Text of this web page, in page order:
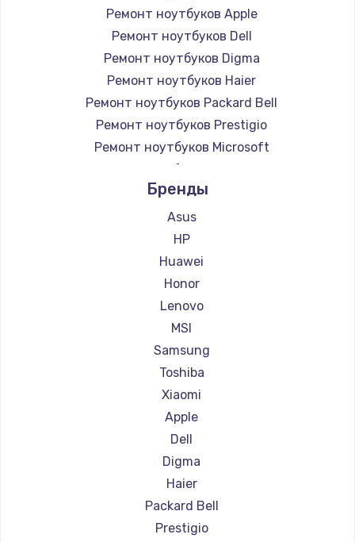
Ремонт ноутбуков Apple
Ремонт ноутбуков Dell
Ремонт ноутбуков Digma
Ремонт ноутбуков Haier
Ремонт ноутбуков Packard Bell
Ремонт ноутбуков Prestigio
Ремонт ноутбуков Microsoft
Ремонт ноутбуков Alienware
Ремонт ноутбуков Aquarius
Ремонт ноутбуков Gigabyte
Ремонт ноутбуков Aorus
Ремонт ноутбуков Maibenben
Ремонт ноутбуков Getac
Ремонт ноутбуков Epson
Ремонт ноутбуков Philips
Ремонт ноутбуков LG
Ремонт ноутбуков Panasonic
Ремонт ноутбуков Irbis
Ремонт ноутбуков Thunderobot
Ремонт ноутбуков Hasee
Ремонт ноутбуков ZTE
Ремонт ноутбуков Hiper
Ремонт ноутбуков Evga
Ремонт ноутбуков Google
Бренды
Asus
HP
Huawei
Honor
Lenovo
MSI
Samsung
Toshiba
Xiaomi
Apple
Dell
Digma
Haier
Packard Bell
Prestigio